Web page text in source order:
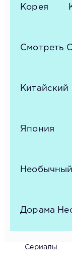
Корея
Смотреть
Китайский
Япония
Дорама
Сериалы